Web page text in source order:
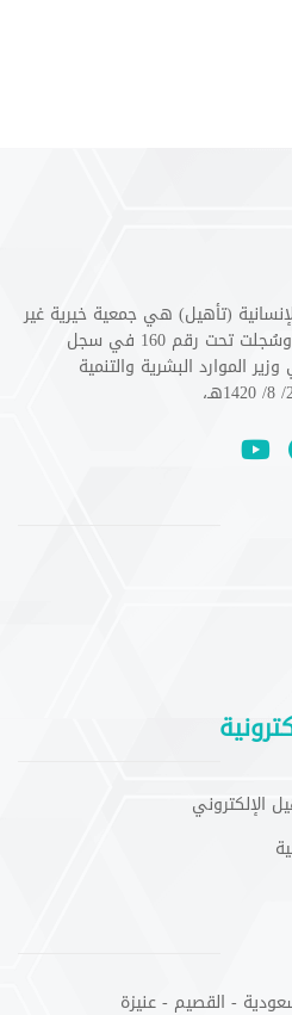
(تأهيل) هي جمعية خيرية غير
ربحية تأسست في عام 1420 هـ وسُجلت تحت رقم 160 في سجل
الموارد البشرية والتنمية
الإلكتروني
- القصيم - عنيزة